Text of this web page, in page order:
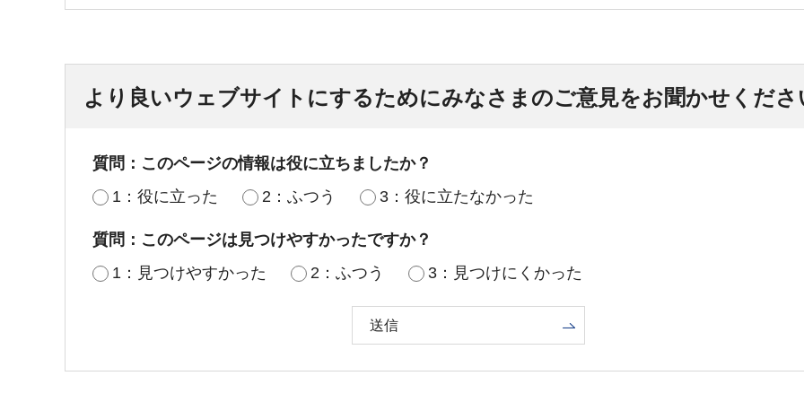
より良いウェブサイトにするためにみなさまのご意見をお聞かせくださ
質問：このページの情報は役に立ちましたか？
1：役に立った
2：ふつう 3：役に立たなかった
質問：このページは見つけやすかったですか？
1：見つけやすかった
2：ふつう 3：見つけにくかった